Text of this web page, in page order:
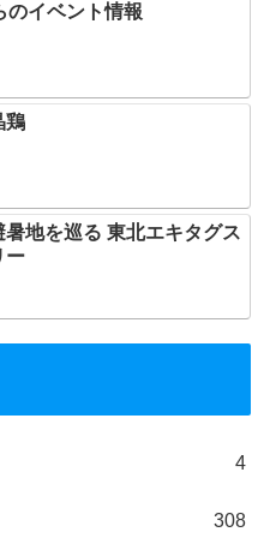
のイベント情報
鶏
暑地を巡る 東北エキタグス
ー
4
308